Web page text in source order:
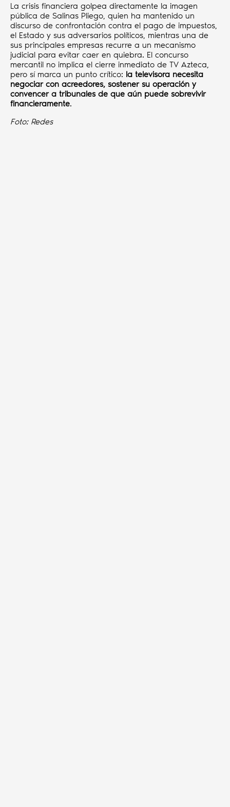
La crisis financiera golpea directamente la imagen
pública de Salinas Pliego, quien ha mantenido un
discurso de confrontación contra el pago de impuestos,
el Estado y sus adversarios políticos, mientras una de
sus principales empresas recurre a un mecanismo
judicial para evitar caer en quiebra. El concurso
mercantil no implica el cierre inmediato de TV Azteca,
pero sí marca un punto crítico: la televisora necesita
negociar con acreedores, sostener su operación y
convencer a tribunales de que aún puede sobrevivir
financieramente.
Foto: Redes